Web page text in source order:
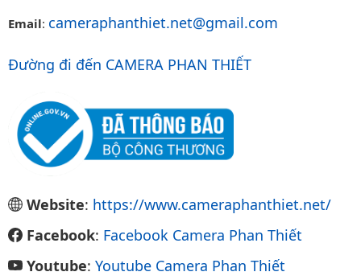
Email: cameraphanthiet.net@gmail.com
Đường đi đến CAMERA PHAN THIẾT
Website: https://www.cameraphanthiet.net/
Facebook: Facebook Camera Phan Thiết
Youtube: Youtube Camera Phan Thiết